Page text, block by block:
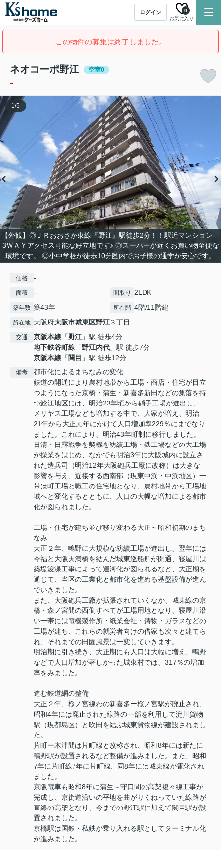
ログイン
お気に入り
0
この物件の募集は終了しました。
ネオコーポ野江 空室0
-
【外観】◎ＪＲおおさか東線『野江』駅徒歩2分！！駅近マンション
3ＷＡＹアクセス可能な好立地です♪ ◎スーパーが近くお買い物至便な
環境です。 ◎小中学校が徒歩10分圏内でお子様の通学が安心です。
1/5
価格 -
面積 - 間取り 2LDK
築年数 築43年 所在階 4階/11階建
所在地 大阪府大阪市城東区野江３丁目
交通 京阪本線 「野江」駅 徒歩4分
地下鉄谷町線 「野江内代 」駅 徒歩7分
京阪本線 「 関目 」駅 徒歩12分
備考
都市化によるまちなみの変化
鉄道の開通により農村地帯から工場・商店・住宅が目立
つようになった京橋・蒲生・新喜多新田などの集落を持
つ鯰江地区には、明治23年頃から硝子工場が進出し、
メリヤス工場なども増加する中で、人家が増え、明治
21年から大正元年にかけて人口増加率229％にまでなり
ました。これにより、明治43年町制に移行しました。
日清・日露戦争を契機を紡績工場・鉄工場などの大工場
が操業をはじめ、なかでも明治3年に大阪城内に設立さ
れた造兵司（明治12年大阪砲兵工廠に改称）は大きな
影響を与え、近接する西南部（現東中浜・中浜地区）一
帯は町工場と職工の住宅地となり、農村地帯から工場地
域へと変化するとともに、人口の大幅な増加による都市
化が図られました。
工場・住宅が建ち並び移り変わる大正～昭和初期のまち
なみ
大正２年、鴫野に大規模な紡績工場が進出し、翌年には
今福と大阪天満橋を結んだ城東巡船舶が開通、寝屋川は
築堤浚渫工事によって運河化が図られるなど、大正期を
通じて、当区の工業化と都市化を進める基盤設備が進ん
でいきました。
また、大阪砲兵工廠が拡張されていくなか、城東線の京
橋・森ノ宮間の西側すべてが工場用地となり、寝屋川沿
い一帯には電機製作所・紙業会社・鋳物・ガラスなどの
工場が建ち、これらの就労者向けの借家も次々と建てら
れ、それまでの田園風景は一変していきます。
明治期に引き続き、大正期にも人口は大幅に増え、鴫野
などで人口増加が著しかった城東村では、317％の増加
率をみました。
進む鉄道網の整備
大正２年、桜ノ宮線わの新喜多ー桜ノ宮駅が廃止され、
昭和4年には廃止された線路の一部を利用して淀川貨物
駅（現都島区）と吹田を結ぶ城東貨物線が建設されまし
た。
片町ー木津間は片町線と改称され、昭和8年には新たに
鴫野駅が設置されるなど整備が進みました。また、昭和
7年に片町線7年に片町線、同8年には城東線が電化され
ました。
京阪電車も昭和8年に蒲生～守口間の高架複々線工事が
完成し、京街道沿いの平地を曲がりくねっていた線路が
直線の高架となり、今までの野江駅に加えて関目駅が設
置されました。
京橋駅は国鉄・私鉄が乗り入れる駅としてターミナル化
が進みました。